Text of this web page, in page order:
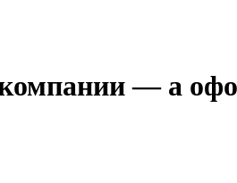
— а